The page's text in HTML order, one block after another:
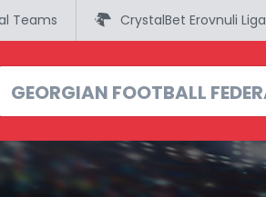
Teams CrystalBet Erovnuli Liga